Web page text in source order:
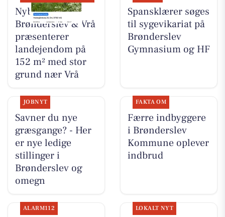
Nybolig
Brønderslev & Vrå
præsenterer
landejendom på
152 m² med stor
grund nær Vrå
Spansklærer søges
til sygevikariat på
Brønderslev
Gymnasium og HF
JOBNYT
Savner du nye
græsgange? - Her
er nye ledige
stillinger i
Brønderslev og
omegn
FAKTA OM
Færre indbyggere
i Brønderslev
Kommune oplever
indbrud
ALARM112 LOKALT NYT